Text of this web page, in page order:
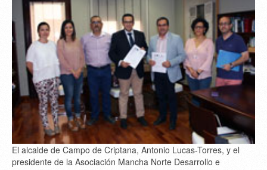
El alcalde de Campo de Criptana, Antonio Lucas-Torres, y el
presidente de la Asociación Mancha Norte Desarrollo e